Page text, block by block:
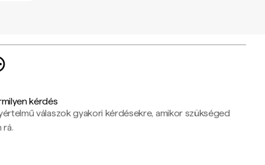
kérdés
válaszok gyakori kérdésekre, amikor szükséged
rá.